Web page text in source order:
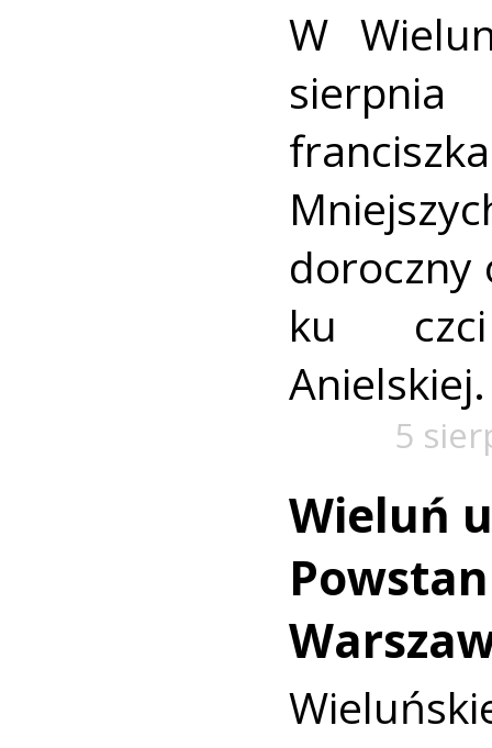
W
doroczny
ku
Anielskiej.
5
Wieluń